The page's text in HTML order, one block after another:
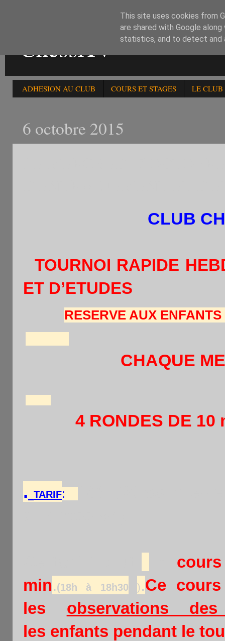
ChessXV
ADHESION AU CLUB COURS ET STAGES LE CLUB
6 octobre 2015
CLUB
TOURNOI RAPIDE
ET D’ETUDES
RESERVE AUX
CHAQUE
4 RONDES DE 10
. TARIF:
min.(18h à 18h30 ) .Ce
les observations
les enfants pendant le
This site uses cookies from
are shared with Google
statistics, and to detect and